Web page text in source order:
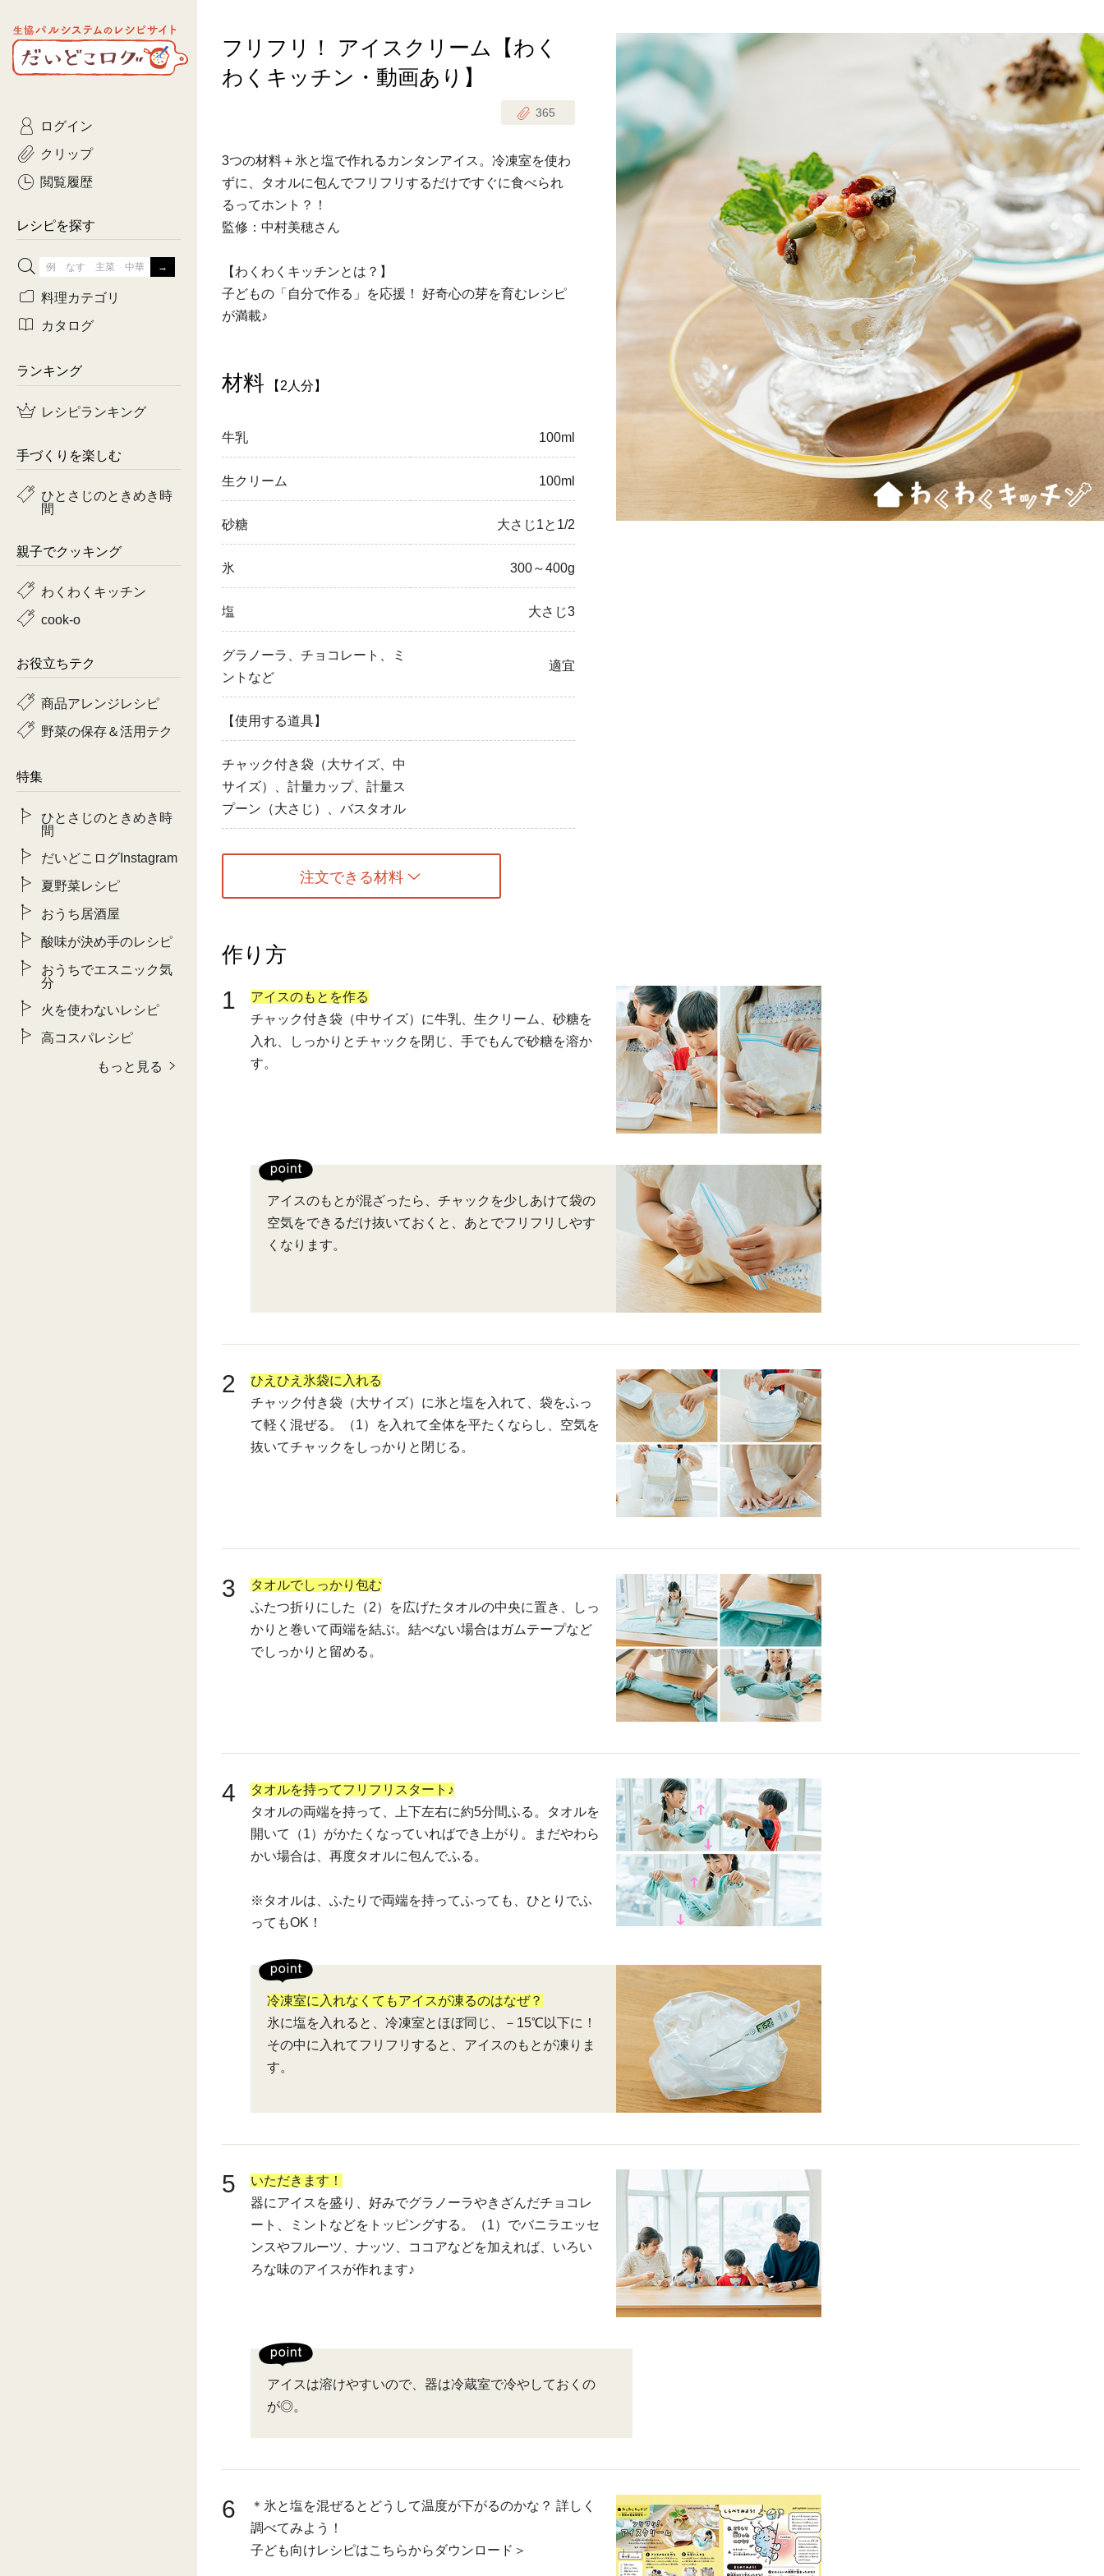
生協パルシステムのレシピ
サイト
だいどこログ
フリフリ！ アイスクリーム【わく
わくキッチン・動画あり】
365
3つの材料＋氷と塩で作れるカンタンアイス。冷凍室を使わ
ずに、タオルに包んでフリフリするだけですぐに食べられ
るってホント？！
監修：中村美穂さん
【わくわくキッチンとは？】
子どもの「自分で作る」を応援！ 好奇心の芽を育むレシピ
が満載♪
材料 【2人分】
牛乳 100ml
生クリーム 100ml
砂糖 大さじ1と1/2
氷 300～400g
塩 大さじ3
グラノーラ、チョコレート、ミ
ントなど
適宜
【使用する道具】
チャック付き袋（大サイズ、中
サイズ）、計量カップ、計量ス
プーン（大さじ）、バスタオル
注文できる材料
作り方
1
アイスのもとを作る
チャック付き袋（中サイズ）に牛乳、生クリーム、砂糖を
入れ、しっかりとチャックを閉じ、手でもんで砂糖を溶か
す。
アイスのもとが混ざったら、チャックを少しあけて袋の
空気をできるだけ抜いておくと、あとでフリフリしやす
くなります。
2
ひえひえ氷袋に入れる
チャック付き袋（大サイズ）に氷と塩を入れて、袋をふっ
て軽く混ぜる。（1）を入れて全体を平たくならし、空気を
抜いてチャックをしっかりと閉じる。
3
タオルでしっかり包む
ふたつ折りにした（2）を広げたタオルの中央に置き、しっ
かりと巻いて両端を結ぶ。結べない場合はガムテープなど
でしっかりと留める。
4
タオルを持ってフリフリスタート♪
タオルの両端を持って、上下左右に約5分間ふる。タオルを
開いて（1）がかたくなっていればでき上がり。まだやわら
かい場合は、再度タオルに包んでふる。
※タオルは、ふたりで両端を持ってふっても、ひとりでふ
ってもOK！
冷凍室に入れなくてもアイスが凍るのはなぜ？
氷に塩を入れると、冷凍室とほぼ同じ、－15℃以下に！
その中に入れてフリフリすると、アイスのもとが凍りま
す。
5
いただきます！
器にアイスを盛り、好みでグラノーラやきざんだチョコレ
ート、ミントなどをトッピングする。（1）でバニラエッセ
ンスやフルーツ、ナッツ、ココアなどを加えれば、いろい
ろな味のアイスが作れます♪
アイスは溶けやすいので、器は冷蔵室で冷やしておくの
が◎。
6
＊氷と塩を混ぜるとどうして温度が下がるのかな？ 詳しく
調べてみよう！
子ども向けレシピはこちらからダウンロード＞
ログイン
クリップ
閲覧履歴
レシピを探す
ひとさじのときめき時間
農家生まれの野菜レシピ
3日分ごはんセット（2人分）
3日分ごはんセット（3人分）
がんばらない平日ごはん
有賀薫さんのスープ
鶏肉
料理カテゴリ
主菜 副菜
サラダ・あえもの
おつまみ おやつ・デザート
カタログ
コトコト
Kinari
ぷれーんぺいじ
乾物屋さん
ランキング
レシピランキング
手づくりを楽しむ
ひとさじのときめき時
間
親子でクッキング
わくわくキッチン
cook-o
お役立ちテク
商品アレンジレシピ
野菜の保存＆活用テク
特集
ひとさじのときめき時
間
だいどこログInstagram
夏野菜レシピ
おうち居酒屋
酸味が決め手のレシピ
おうちでエスニック気
分
火を使わないレシピ
高コスパレシピ
もっと見る